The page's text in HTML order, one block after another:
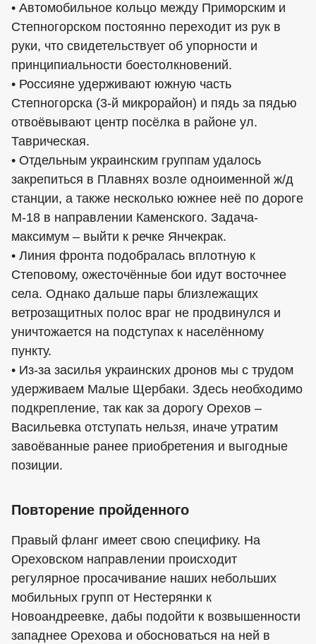
• Автомобильное кольцо между Приморским и
Степногорском постоянно переходит из рук в
руки, что свидетельствует об упорности и
принципиальности боестолкновений.
• Россияне удерживают южную часть
Степногорска (3-й микрорайон) и пядь за пядью
отвоёвывают центр посёлка в районе ул.
Таврическая.
• Отдельным украинским группам удалось
закрепиться в Плавнях возле одноименной ж/д
станции, а также несколько южнее неё по дороге
М-18 в направлении Каменского. Задача-
максимум – выйти к речке Янчекрак.
• Линия фронта подобралась вплотную к
Степовому, ожесточённые бои идут восточнее
села. Однако дальше пары близлежащих
ветрозащитных полос враг не продвинулся и
уничтожается на подступах к населённому
пункту.
• Из-за засилья украинских дронов мы с трудом
удерживаем Малые Щербаки. Здесь необходимо
подкрепление, так как за дорогу Орехов –
Васильевка отступать нельзя, иначе утратим
завоёванные ранее приобретения и выгодные
позиции.
Повторение пройденного
Правый фланг имеет свою специфику. На
Ореховском направлении происходит
регулярное просачивание наших небольших
мобильных групп от Нестерянки к
Новоандреевке, дабы подойти к возвышенности
западнее Орехова и обосноваться на ней в